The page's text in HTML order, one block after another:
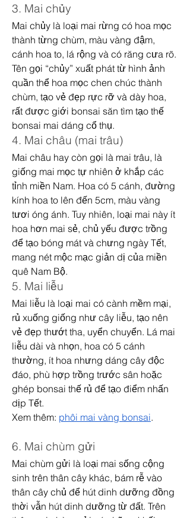
3. Mai chủy
Mai chủy là loại mai rừng có hoa mọc
thành từng chùm, màu vàng đậm,
cánh hoa to, lá rộng và có răng cưa rõ.
Tên gọi “chủy” xuất phát từ hình ảnh
quần thể hoa mọc chen chúc thành
chùm, tạo vẻ đẹp rực rỡ và dày hoa,
rất được giới bonsai săn tìm tạo thế
bonsai mai dáng cổ thụ.
4. Mai châu (mai trâu)
Mai châu hay còn gọi là mai trâu, là
giống mai mọc tự nhiên ở khắp các
tỉnh miền Nam. Hoa có 5 cánh, đường
kính hoa to lên đến 5cm, màu vàng
tươi óng ánh. Tuy nhiên, loại mai này ít
hoa hơn mai sẻ, chủ yếu được trồng
để tạo bóng mát và chưng ngày Tết,
mang nét mộc mạc giản dị của miền
quê Nam Bộ.
5. Mai liễu
Mai liễu là loại mai có cành mềm mại,
rủ xuống giống như cây liễu, tạo nên
vẻ đẹp thướt tha, uyển chuyển. Lá mai
liễu dài và nhọn, hoa có 5 cánh
thường, ít hoa nhưng dáng cây độc
đáo, phù hợp trồng trước sân hoặc
ghép bonsai thế rủ để tạo điểm nhấn
dịp Tết.
Xem thêm: phôi mai vàng bonsai.
6. Mai chùm gửi
Mai chùm gửi là loại mai sống cộng
sinh trên thân cây khác, bám rễ vào
thân cây chủ để hút dinh dưỡng đồng
thời vẫn hút dinh dưỡng từ đất. Trên